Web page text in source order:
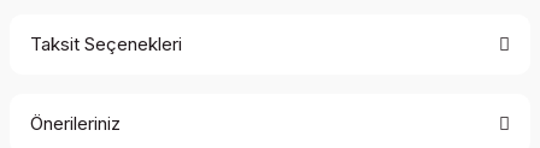
Taksit Seçenekleri
Önerileriniz